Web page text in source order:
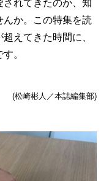
れてきたのか、知
んか。この特集を読
えてきた時間に、
。
(松崎彬人／本誌編集部)